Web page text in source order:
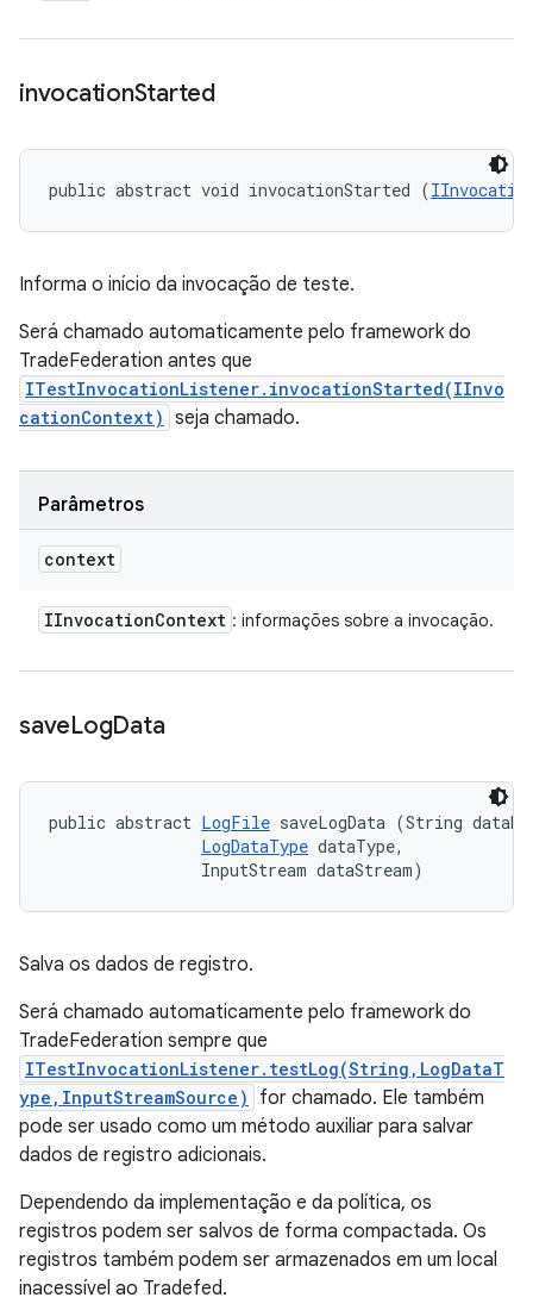
invocationStarted
public abstract void invocationStarted (
Informa o início da invocação de teste.
Será chamado automaticamente pelo framework do
TradeFederation antes que
ITestInvocationListener.invocationStarted(IInvo
cationContext) seja chamado.
Parâmetros
context
IInvocationContext : informações sobre a invocação.
saveLogData
public abstract LogFile saveLogData (String
LogDataType dataType,
                InputStream dataStream)
Salva os dados de registro.
Será chamado automaticamente pelo framework do
TradeFederation sempre que
ITestInvocationListener.testLog(String,LogDataT
ype,InputStreamSource)
for chamado. Ele também
pode ser usado como um método auxiliar para salvar
dados de registro adicionais.
Dependendo da implementação e da política, os
registros podem ser salvos de forma compactada. Os
registros também podem ser armazenados em um local
inacessível ao Tradefed.